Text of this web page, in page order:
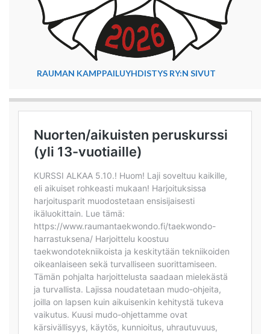
RAUMAN KAMPPAILUYHDISTYS RY:N SIVUT